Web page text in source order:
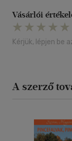
Vásárlói
Kérjük, lépjen be
A szerző